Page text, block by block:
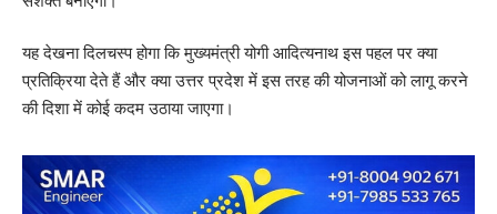
यह देखना दिलचस्प होगा कि मुख्यमंत्री योगी आदित्यनाथ इस पहल पर क्या
प्रतिक्रिया देते हैं और क्या उत्तर प्रदेश में इस तरह की योजनाओं को लागू करने
की दिशा में कोई कदम उठाया जाएगा।